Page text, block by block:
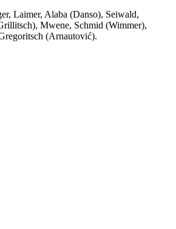
Laimer, Alaba (Danso), Seiwald,
Mwene, Schmid (Wimmer),
(Arnautović).